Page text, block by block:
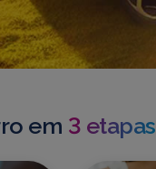
em 3 etapas